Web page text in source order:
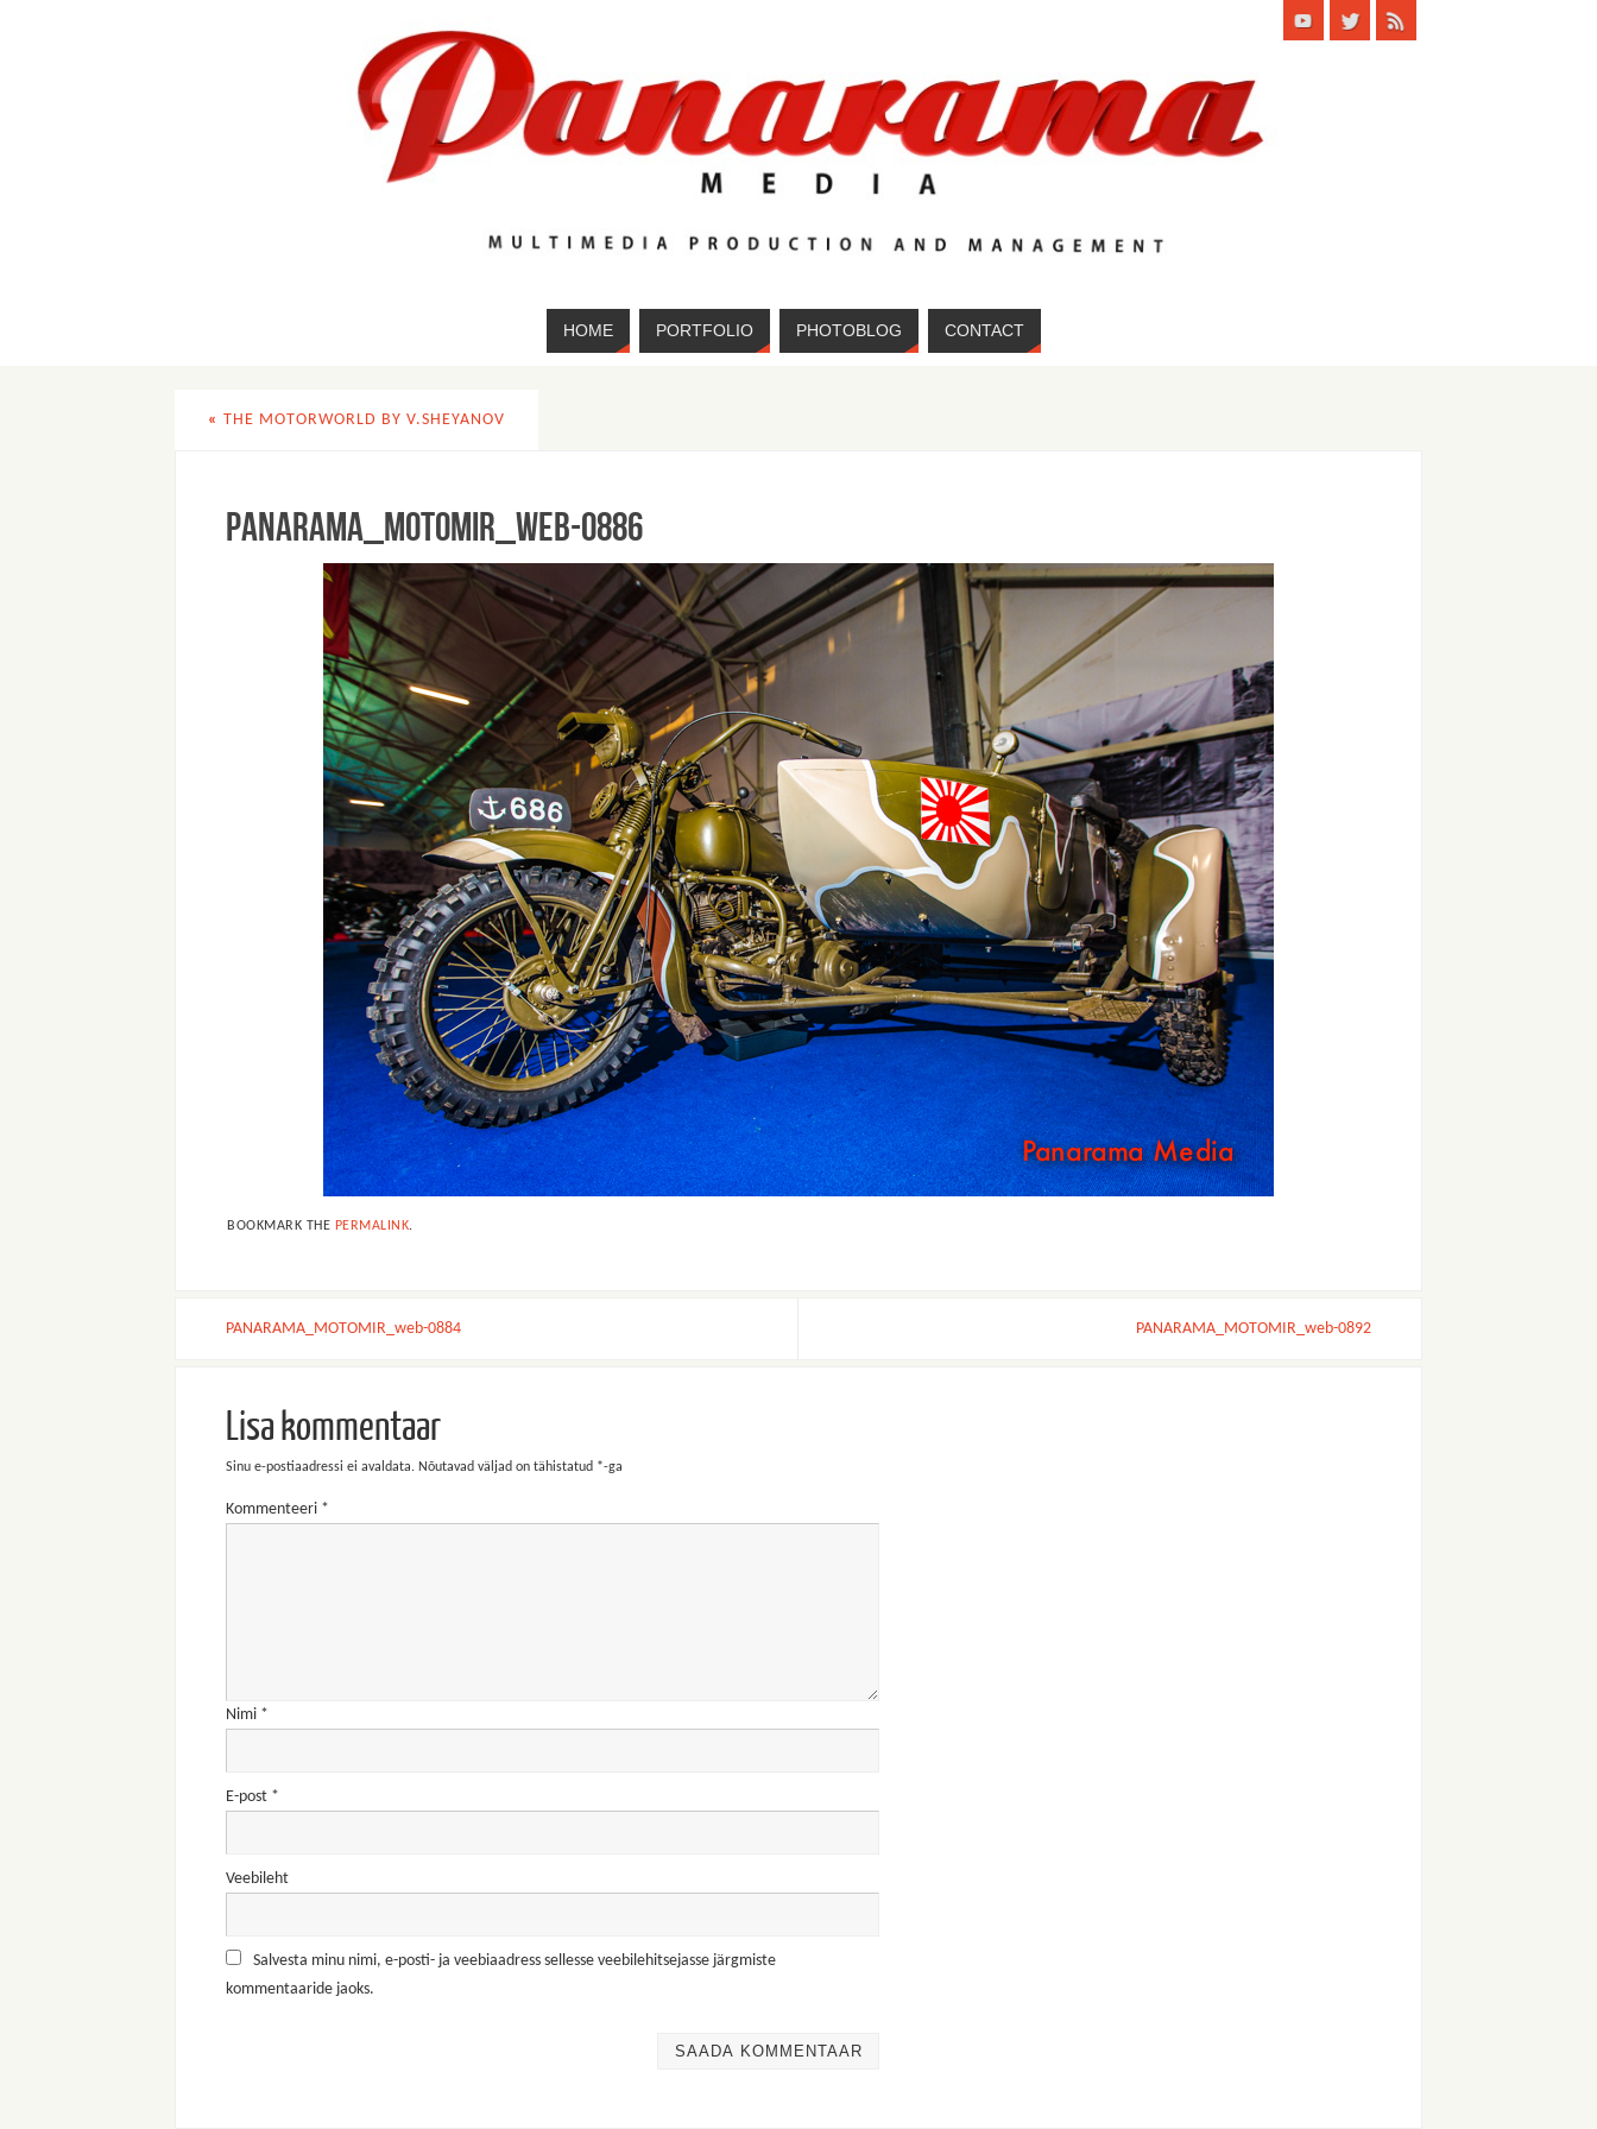
HOME PORTFOLIO PHOTOBLOG CONTACT
« THE MOTORWORLD BY V.SHEYANOV
PANARAMA_MOTOMIR_web-0886
BOOKMARK THE PERMALINK.
PANARAMA_MOTOMIR_web-0884 PANARAMA_MOTOMIR_web-0892
Lisa kommentaar
Sinu e-postiaadressi ei avaldata. Nõutavad väljad on tähistatud *-ga
Kommenteeri *
Nimi *
E-post *
Veebileht
Salvesta minu nimi, e-posti- ja veebiaadress sellesse veebilehitsejasse järgmiste
kommentaaride jaoks.